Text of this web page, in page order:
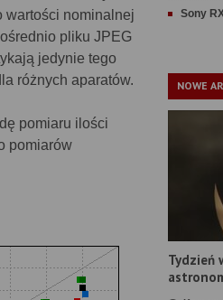
wartości nominalnej
pliku JPEG
jedynie tego
różnych aparatów.
pomiaru ilości
pomiarów
Sony
NOWE
Tydzień